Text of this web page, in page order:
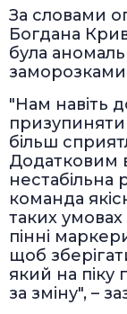
За словами
Богдана
була
"Нам навіть
призупиняти
більш
Додатковим
нестабільна
команда
таких умовах
пінні
щоб
який на піку
за зміну", –